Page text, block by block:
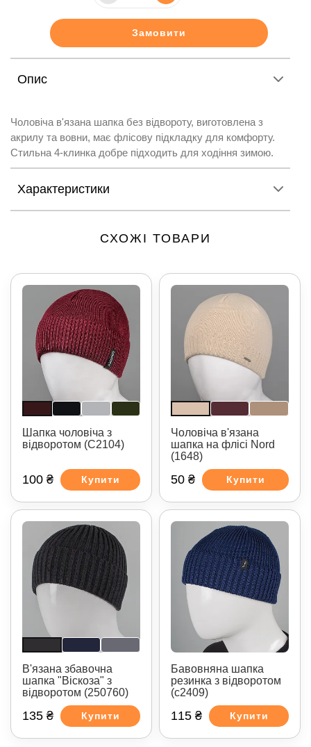
Замовити
Опис
Чоловіча в'язана шапка без відвороту, виготовлена з
акрилу та вовни, має флісову підкладку для комфорту.
Стильна 4-клинка добре підходить для ходіння зимою.
Характеристики
СХОЖІ ТОВАРИ
Шапка чоловіча з
відворотом (C2104)
100 ₴ Купити
Чоловіча в'язана
шапка на флісі Nord
(1648)
50 ₴ Купити
В'язана збавочна
шапка "Віскоза" з
відворотом (250760)
135 ₴ Купити
Бавовняна шапка
резинка з відворотом
(с2409)
115 ₴ Купити